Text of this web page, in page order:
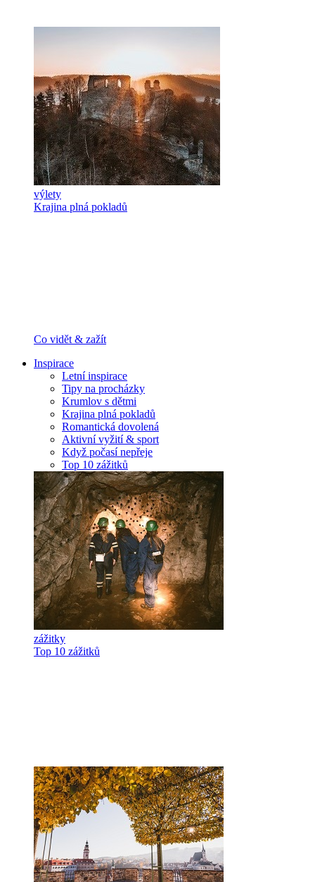
výlety
Krajina plná pokladů
Co vidět & zažít
Inspirace
Letní inspirace
Tipy na procházky
Krumlov s dětmi
Krajina plná pokladů
Romantická dovolená
Aktivní vyžití & sport
Když počasí nepřeje
Top 10 zážitků
zážitky
Top 10 zážitků